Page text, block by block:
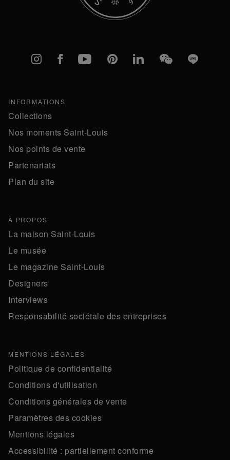
Instagram
FacebookYouTubePinterestlinkedInWeChatLine
INFORMATIONS
Collections
Nos moments Saint-Louis
Nos points de vente
Partenariats
Plan du site
À PROPOS
La maison Saint-Louis
Le musée
Le magazine Saint-Louis
Designers
Interviews
Responsabilité sociétale des entreprises
MENTIONS LÉGALES
Politique de confidentialité
Conditions d'utilisation
Conditions générales de vente
Paramètres des cookies
Mentions légales
Accessibilité : partiellement conforme